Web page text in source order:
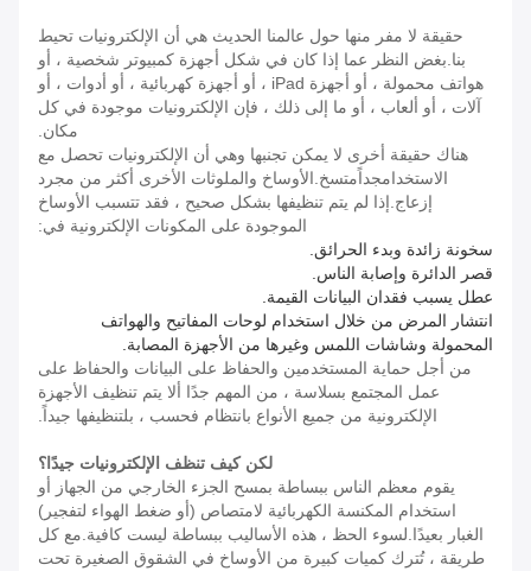
حقيقة لا مفر منها حول عالمنا الحديث هي أن الإلكترونيات تحيط
بنا.بغض النظر عما إذا كان في شكل أجهزة كمبيوتر شخصية ، أو
هواتف محمولة ، أو أجهزة iPad ، أو أجهزة كهربائية ، أو أدوات ، أو
آلات ، أو ألعاب ، أو ما إلى ذلك ، فإن الإلكترونيات موجودة في كل
مكان.
هناك حقيقة أخرى لا يمكن تجنبها وهي أن الإلكترونيات تحصل مع
الاستخدامجداًمتسخ.الأوساخ والملوثات الأخرى أكثر من مجرد
إزعاج.إذا لم يتم تنظيفها بشكل صحيح ، فقد تتسبب الأوساخ
الموجودة على المكونات الإلكترونية في:
سخونة زائدة وبدء الحرائق.
قصر الدائرة وإصابة الناس.
عطل يسبب فقدان البيانات القيمة.
انتشار المرض من خلال استخدام لوحات المفاتيح والهواتف
المحمولة وشاشات اللمس وغيرها من الأجهزة المصابة.
من أجل حماية المستخدمين والحفاظ على البيانات والحفاظ على
عمل المجتمع بسلاسة ، من المهم جدًا ألا يتم تنظيف الأجهزة
الإلكترونية من جميع الأنواع بانتظام فحسب ، بلتنظيفها جيداً.
لكن كيف تنظف الإلكترونيات جيدًا؟
يقوم معظم الناس ببساطة بمسح الجزء الخارجي من الجهاز أو
استخدام المكنسة الكهربائية لامتصاص (أو ضغط الهواء لتفجير)
الغبار بعيدًا.لسوء الحظ ، هذه الأساليب ببساطة ليست كافية.مع كل
طريقة ، تُترك كميات كبيرة من الأوساخ في الشقوق الصغيرة تحت